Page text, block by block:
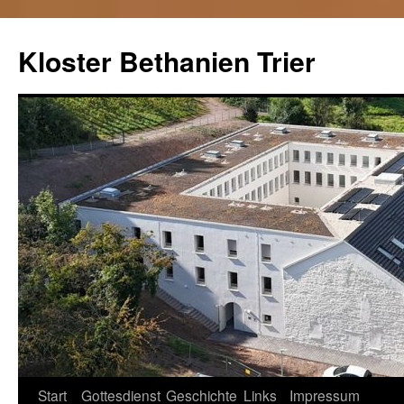
Kloster Bethanien Trier
Springe
Start Gottesdienst Geschichte Links Impressum